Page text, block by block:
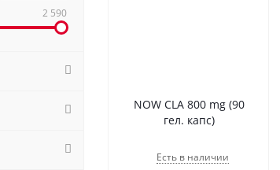
NOW CLA 800 mg (90
гел. капс)
Есть в наличии
2 590